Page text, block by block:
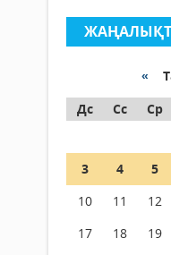
«
Дс
Сс Ср
3
4 5
10
11 12
17
18 19